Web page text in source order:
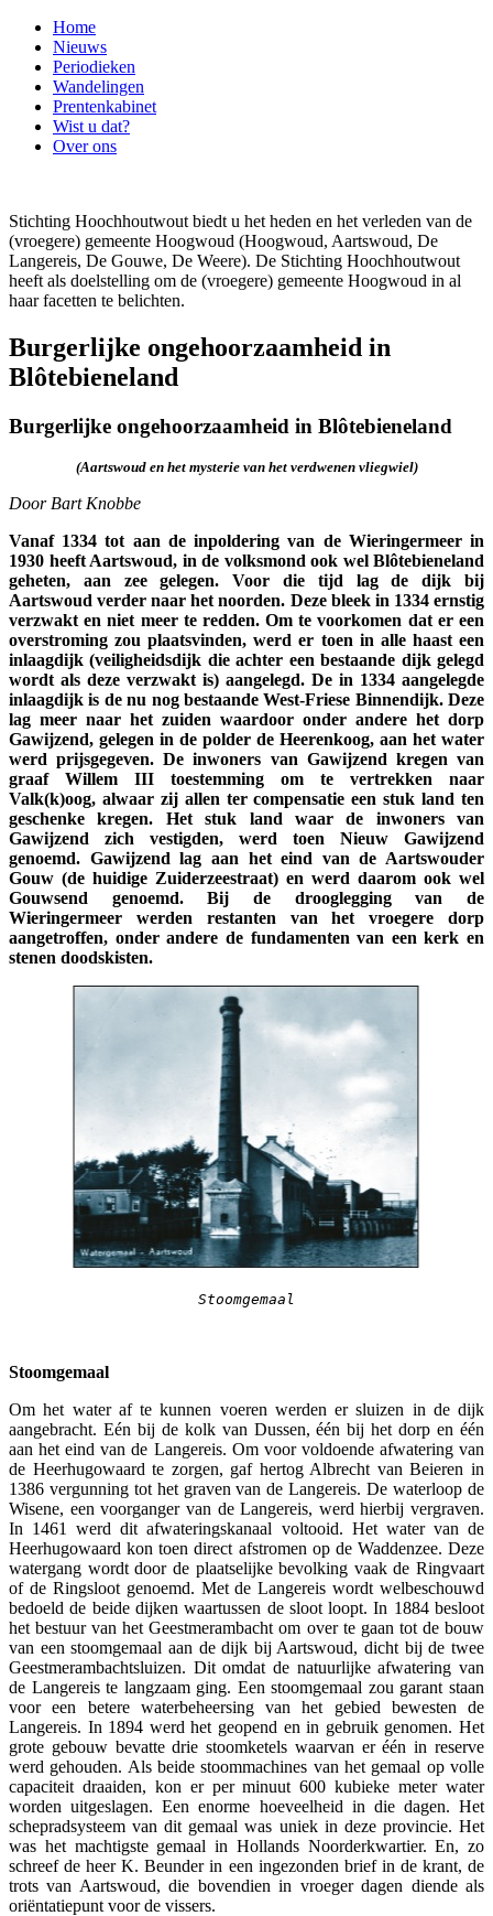
Home
Nieuws
Periodieken
Wandelingen
Prentenkabinet
Wist u dat?
Over ons
Stichting Hoochhoutwout biedt u het heden en het verleden van de
(vroegere) gemeente Hoogwoud (Hoogwoud, Aartswoud, De
Langereis, De Gouwe, De Weere). De Stichting Hoochhoutwout
heeft als doelstelling om de (vroegere) gemeente Hoogwoud in al
haar facetten te belichten.
Burgerlijke ongehoorzaamheid in
Blôtebieneland
Burgerlijke ongehoorzaamheid in Blôtebieneland
(Aartswoud en het mysterie van het verdwenen vliegwiel)
Door Bart Knobbe
Vanaf 1334 tot aan de inpoldering van de Wieringermeer in
1930 heeft Aartswoud, in de volksmond ook wel Blôtebieneland
geheten, aan zee gelegen. Voor die tijd lag de dijk bij
Aartswoud verder naar het noorden. Deze bleek in 1334 ernstig
verzwakt en niet meer te redden. Om te voorkomen dat er een
overstroming zou plaatsvinden, werd er toen in alle haast een
inlaagdijk (veiligheidsdijk die achter een bestaande dijk gelegd
wordt als deze verzwakt is) aangelegd. De in 1334 aangelegde
inlaagdijk is de nu nog bestaande West-Friese Binnendijk. Deze
lag meer naar het zuiden waardoor onder andere het dorp
Gawijzend, gelegen in de polder de Heerenkoog, aan het water
werd prijsgegeven. De inwoners van Gawijzend kregen van
graaf Willem III toestemming om te vertrekken naar
Valk(k)oog, alwaar zij allen ter compensatie een stuk land ten
geschenke kregen. Het stuk land waar de inwoners van
Gawijzend zich vestigden, werd toen Nieuw Gawijzend
genoemd. Gawijzend lag aan het eind van de Aartswouder
Gouw (de huidige Zuiderzeestraat) en werd daarom ook wel
Gouwsend genoemd. Bij de drooglegging van de
Wieringermeer werden restanten van het vroegere dorp
aangetroffen, onder andere de fundamenten van een kerk en
stenen doodskisten.
Stoomgemaal
Stoomgemaal
Om het water af te kunnen voeren werden er sluizen in de dijk
aangebracht. Eén bij de kolk van Dussen, één bij het dorp en één
aan het eind van de Langereis. Om voor voldoende afwatering van
de Heerhugowaard te zorgen, gaf hertog Albrecht van Beieren in
1386 vergunning tot het graven van de Langereis. De waterloop de
Wisene, een voorganger van de Langereis, werd hierbij vergraven.
In 1461 werd dit afwateringskanaal voltooid. Het water van de
Heerhugowaard kon toen direct afstromen op de Waddenzee. Deze
watergang wordt door de plaatselijke bevolking vaak de Ringvaart
of de Ringsloot genoemd. Met de Langereis wordt welbeschouwd
bedoeld de beide dijken waartussen de sloot loopt. In 1884 besloot
het bestuur van het Geestmerambacht om over te gaan tot de bouw
van een stoomgemaal aan de dijk bij Aartswoud, dicht bij de twee
Geestmerambachtsluizen. Dit omdat de natuurlijke afwatering van
de Langereis te langzaam ging. Een stoomgemaal zou garant staan
voor een betere waterbeheersing van het gebied bewesten de
Langereis. In 1894 werd het geopend en in gebruik genomen. Het
grote gebouw bevatte drie stoomketels waarvan er één in reserve
werd gehouden. Als beide stoommachines van het gemaal op volle
capaciteit draaiden, kon er per minuut 600 kubieke meter water
worden uitgeslagen. Een enorme hoeveelheid in die dagen. Het
schepradsysteem van dit gemaal was uniek in deze provincie. Het
was het machtigste gemaal in Hollands Noorderkwartier. En, zo
schreef de heer K. Beunder in een ingezonden brief in de krant, de
trots van Aartswoud, die bovendien in vroeger dagen diende als
oriëntatiepunt voor de vissers.